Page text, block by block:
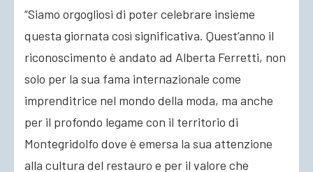
“Siamo orgogliosi di poter celebrare insieme
questa giornata così significativa. Quest’anno il
riconoscimento è andato ad Alberta Ferretti, non
solo per la sua fama internazionale come
imprenditrice nel mondo della moda, ma anche
per il profondo legame con il territorio di
Montegridolfo dove è emersa la sua attenzione
alla cultura del restauro e per il valore che